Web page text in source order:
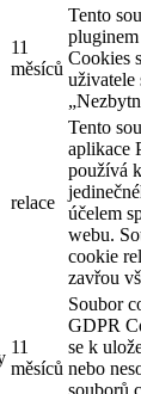
11
měsíců
Tento
Cookies
uživatele
relace
Tento
aplikace
používá
účelem
webu.
cookie
zavřou
11
měsíců
Soubor
GDPR
se k
nebo
souborů